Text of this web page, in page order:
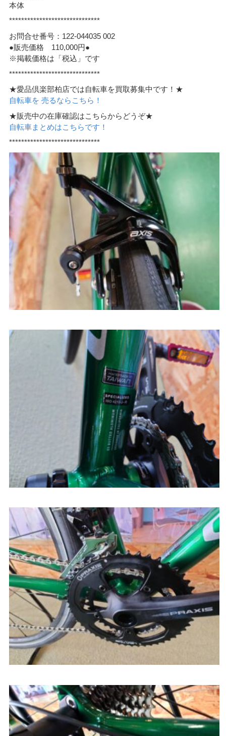
本体
******************************
お問合せ番号：122-044035 002
●販売価格 110,000円●
※掲載価格は「税込」です
******************************
★愛品倶楽部柏店では自転車を買取募集中です！★
自転車を 売るならこちら！
★販売中の在庫確認はこちらからどうぞ★
自転車まとめはこちらです！
******************************